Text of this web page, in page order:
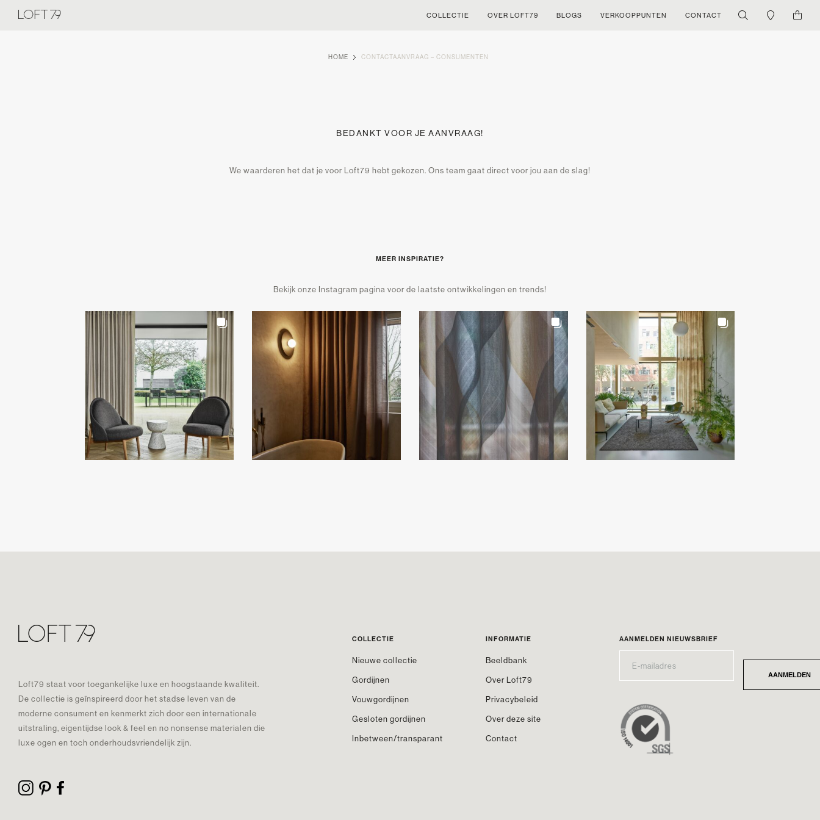
COLLECTIE OVER LOFT79 BLOGS VERKOOPPUNTEN CONTACT
HOME CONTACTAANVRAAG – CONSUMENTEN
BEDANKT VOOR JE AANVRAAG!
We waarderen het dat je voor Loft79 hebt gekozen. Ons team gaat direct voor jou aan de slag!
MEER INSPIRATIE?
Bekijk onze Instagram pagina voor de laatste ontwikkelingen en trends!
Loft79 staat voor toegankelijke luxe en hoogstaande kwaliteit.
De collectie is geïnspireerd door het stadse leven van de
moderne consument en kenmerkt zich door een internationale
uitstraling, eigentijdse look & feel en no nonsense materialen die
luxe ogen en toch onderhoudsvriendelijk zijn.
COLLECTIE
Nieuwe collectie
Gordijnen
Vouwgordijnen
Gesloten gordijnen
Inbetween/transparant
INFORMATIE
Beeldbank
Over Loft79
Privacybeleid
Over deze site
Contact
AANMELDEN NIEUWSBRIEF
* AANMELDEN